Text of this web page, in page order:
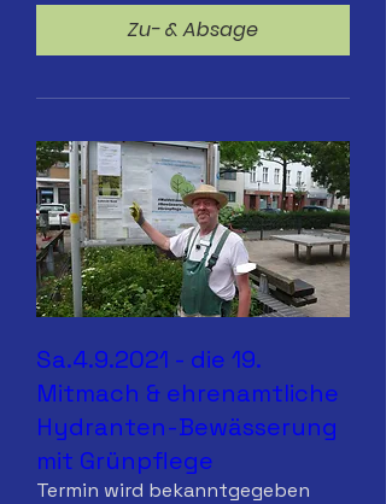
Zu- & Absage
Sa.4.9.2021 - die 19.
Mitmach & ehrenamtliche
Hydranten-Bewässerung
mit Grünpflege
Termin wird bekanntgegeben